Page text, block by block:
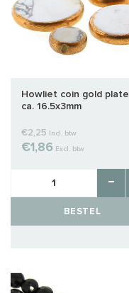
Howliet coin gold
ca. 16.5x3mm
€2,25 Incl. btw
€1,86 Excl. btw
BESTEL